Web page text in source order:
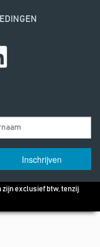
exclusief btw, tenzij